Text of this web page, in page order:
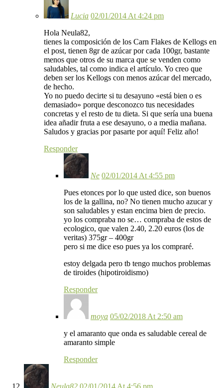
Lucia 02/01/2014 At 4:24 pm
Hola Neula82,
tienes la composición de los Carn Flakes de Kellogs en
el post, tienen 8gr de azúcar por cada 100gr, bastante
menos que otros de su marca que se venden como
saludables, tal como indica el artículo. Yo creo que
deben ser los Kellogs con menos azúcar del mercado,
de hecho.
Yo no puedo decirte si tu desayuno «está bien o es
demasiado» porque desconozco tus necesidades
concretas y el resto de tu dieta. Si que sería una buena
idea añadir fruta a ese desayuno, o a media mañana.
Saludos y gracias por pasarte por aquí! Feliz año!
Responder
Ne 02/01/2014 At 4:55 pm
Pues etonces por lo que usted dice, son buenos
los de la gallina, no? No tienen mucho azucar y
son saludables y estan encima bien de precio.
yo los compraba no se… compraba de estos de
ecologico, que valen 2.40, 2.20 euros (los de
veritas) 375gr – 400gr
pero si me dice eso pues ya los compraré.
estoy delgada pero tb tengo muchos problemas
de tiroides (hipotiroidismo)
Responder
moya 05/02/2018 At 2:50 am
y el amaranto que onda es saludable cereal de
amaranto simple
Responder